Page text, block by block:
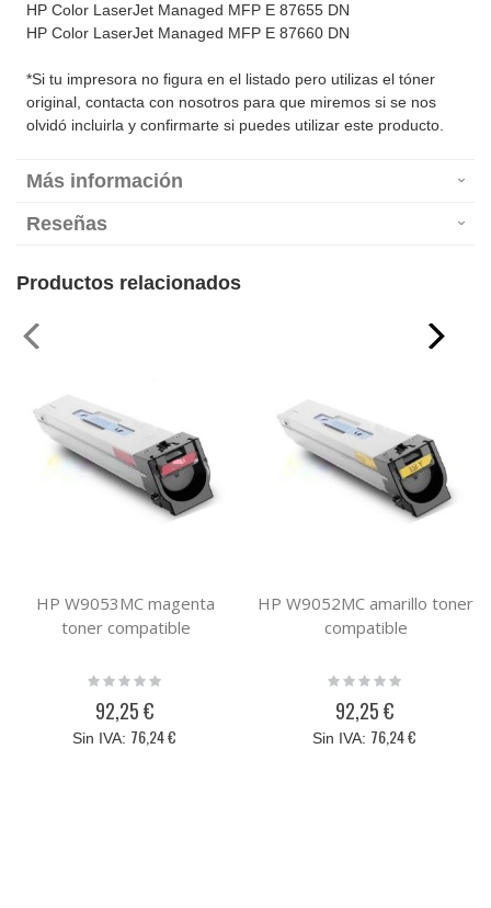
HP Color LaserJet Managed MFP E 87655 DN
HP Color LaserJet Managed MFP E 87660 DN
*Si tu impresora no figura en el listado pero utilizas el tóner
original, contacta con nosotros para que miremos si se nos
olvidó incluirla y confirmarte si puedes utilizar este producto.
Más información
Reseñas
Productos relacionados
HP W9053MC magenta
toner compatible
Rating:
92,25 €
76,24 €
HP W9052MC amarillo toner
compatible
Rating:
92,25 €
76,24 €